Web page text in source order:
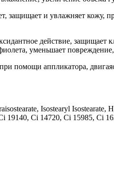
защищает и увлажняет кожу,
действие, защищает
уменьшает
помощи аппликатора,
Isostearyl
19140, Ci 14720, Ci 15985, Ci